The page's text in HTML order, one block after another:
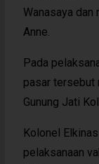
Wanasaya dan
Anne.
Pada
pasar tersebut
Gunung Jati
Kolonel
pelaksanaan